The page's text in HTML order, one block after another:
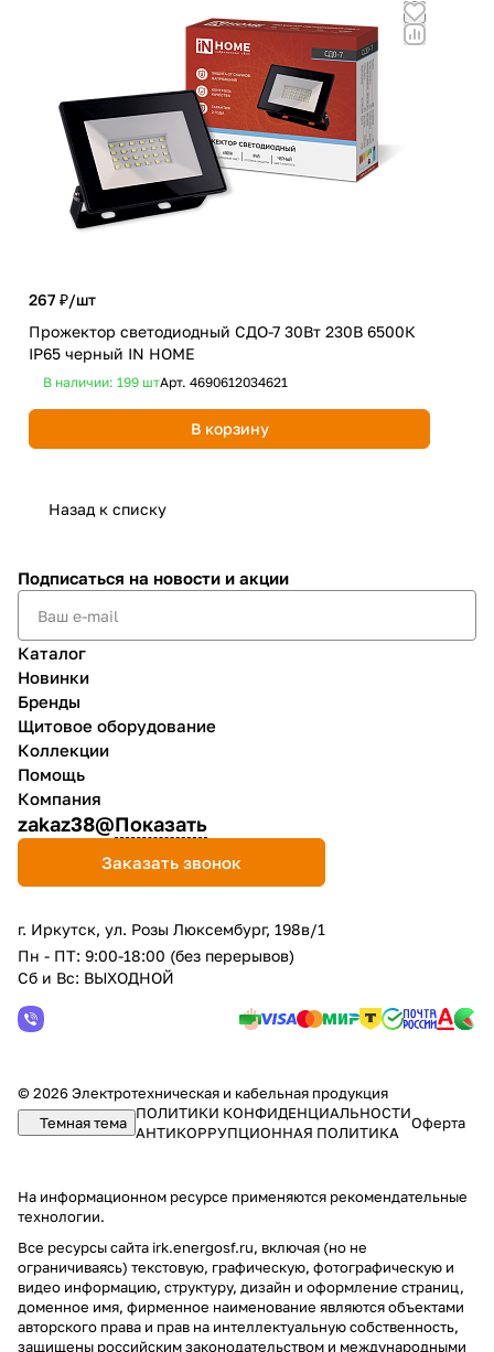
267 ₽/шт
Прожектор светодиодный СДО-7 30Вт 230В 6500К
IP65 черный IN HOME
В наличии: 199 штАрт. 4690612034621
В корзину
Назад к списку
Подписаться на новости и акции
Каталог
Новинки
Бренды
Щитовое оборудование
Коллекции
Помощь
Компания
zakaz38@Показать
Заказать звонок
г. Иркутск, ул. Розы Люксембург, 198в/1
Пн - ПТ: 9:00-18:00 (без перерывов)
Сб и Вс: ВЫХОДНОЙ
© 2026 Электротехническая и кабельная продукция
Темная тема
ПОЛИТИКИ КОНФИДЕНЦИАЛЬНОСТИ
АНТИКОРРУПЦИОННАЯ ПОЛИТИКА
Оферта
На информационном ресурсе применяются рекомендательные
технологии.
Все ресурсы сайта irk.energosf.ru, включая (но не
ограничиваясь) текстовую, графическую, фотографическую и
видео информацию, структуру, дизайн и оформление страниц,
доменное имя, фирменное наименование являются объектами
авторского права и прав на интеллектуальную собственность,
защищены российским законодательством и международными